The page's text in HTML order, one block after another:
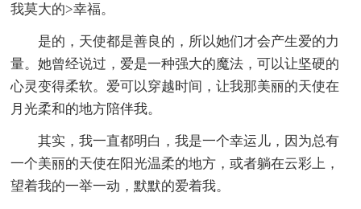
我莫大的>幸福。
是的，天使都是善良的，所以她们才会产生爱的力
量。她曾经说过，爱是一种强大的魔法，可以让坚硬的
心灵变得柔软。爱可以穿越时间，让我那美丽的天使在
月光柔和的地方陪伴我。
其实，我一直都明白，我是一个幸运儿，因为总有
一个美丽的天使在阳光温柔的地方，或者躺在云彩上，
望着我的一举一动，默默的爱着我。